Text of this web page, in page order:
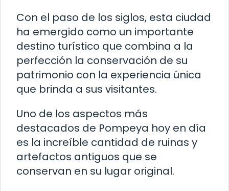
Con el paso de los siglos, esta ciudad
ha emergido como un importante
destino turístico que combina a la
perfección la conservación de su
patrimonio con la experiencia única
que brinda a sus visitantes.
Uno de los aspectos más
destacados de Pompeya hoy en día
es la increíble cantidad de ruinas y
artefactos antiguos que se
conservan en su lugar original.